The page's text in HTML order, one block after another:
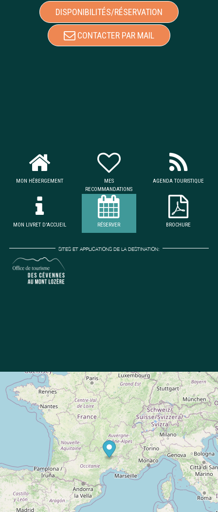
DISPONIBILITÉS/RÉSERVATION
CONTACTER PAR MAIL
MON HÉBERGEMENT
MES
RECOMMANDATIONS
AGENDA TOURISTIQUE
MON LIVRET D'ACCUEIL RÉSERVER BROCHURE
SITES ET APPLICATIONS DE LA DESTINATION: